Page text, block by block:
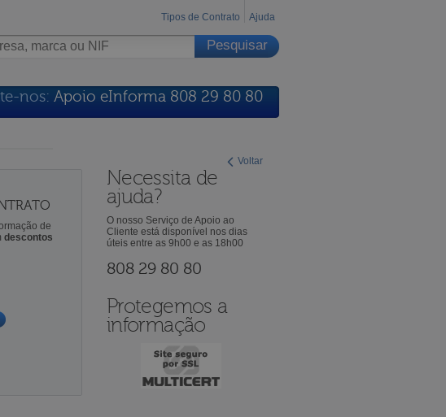
Tipos de Contrato Ajuda
nos: Apoio eInforma 808 29 80 80
Voltar
de
descontos
Necessita de
ajuda?
O nosso Serviço de Apoio ao
Cliente está disponível nos dias
úteis entre as 9h00 e as 18h00
808 29 80 80
Protegemos a
informação